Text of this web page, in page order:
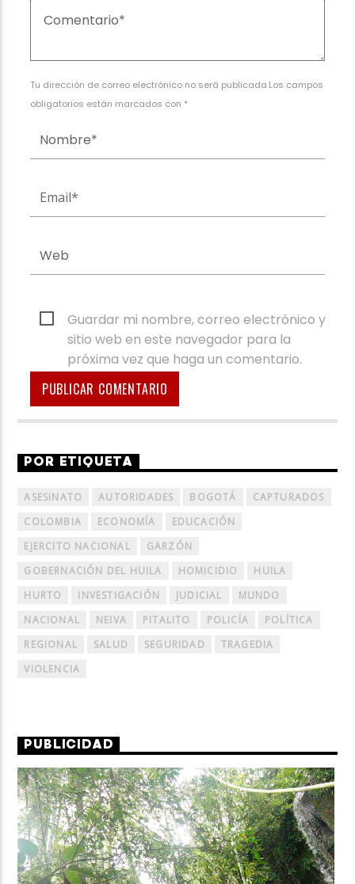
Tu dirección de correo electrónico no será publicada.Los campos
obligatorios están marcados con *
Guardar mi nombre, correo electrónico y
sitio web en este navegador para la
próxima vez que haga un comentario.
POR ETIQUETA
ASESINATO AUTORIDADES BOGOTÁ
CAPTURADOS
COLOMBIA
ECONOMÍA
EDUCACIÓN
EJERCITO NACIONAL
GARZÓN
GOBERNACIÓN DEL HUILA
HOMICIDIO
HUILA
HURTO
INVESTIGACIÓN JUDICIAL
MUNDO
NACIONAL
NEIVA PITALITO POLICÍA
POLÍTICA
REGIONAL
SALUD SEGURIDAD
TRAGEDIA
VIOLENCIA
PUBLICIDAD